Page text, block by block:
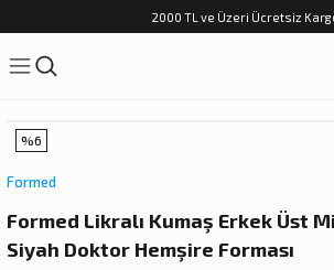
2000 TL ve Üzeri Ücretsiz
%6
Formed
Formed Likralı Kumaş Erkek Üst
Siyah Doktor Hemşire Forması